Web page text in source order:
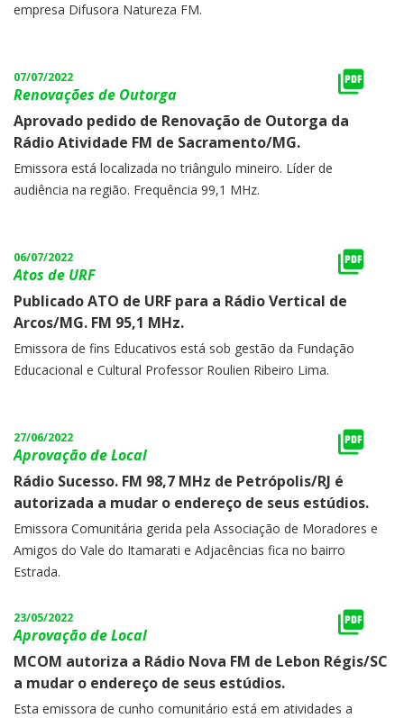
empresa Difusora Natureza FM.
07/07/2022
Renovações de Outorga
Aprovado pedido de Renovação de Outorga da
Rádio Atividade FM de Sacramento/MG.
Emissora está localizada no triângulo mineiro. Líder de
audiência na região. Frequência 99,1 MHz.
06/07/2022
Atos de URF
Publicado ATO de URF para a Rádio Vertical de
Arcos/MG. FM 95,1 MHz.
Emissora de fins Educativos está sob gestão da Fundação
Educacional e Cultural Professor Roulien Ribeiro Lima.
27/06/2022
Aprovação de Local
Rádio Sucesso. FM 98,7 MHz de Petrópolis/RJ é
autorizada a mudar o endereço de seus estúdios.
Emissora Comunitária gerida pela Associação de Moradores e
Amigos do Vale do Itamarati e Adjacências fica no bairro
Estrada.
23/05/2022
Aprovação de Local
MCOM autoriza a Rádio Nova FM de Lebon Régis/SC
a mudar o endereço de seus estúdios.
Esta emissora de cunho comunitário está em atividades a